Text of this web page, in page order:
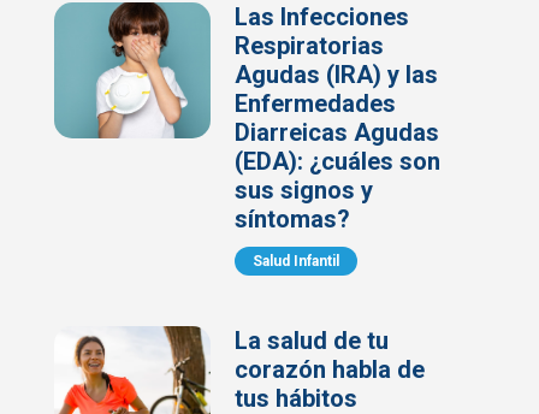
Las Infecciones
Respiratorias
Agudas (IRA) y las
Enfermedades
Diarreicas Agudas
(EDA): ¿cuáles son
sus signos y
síntomas?
Salud Infantil
La salud de tu
corazón habla de
tus hábitos